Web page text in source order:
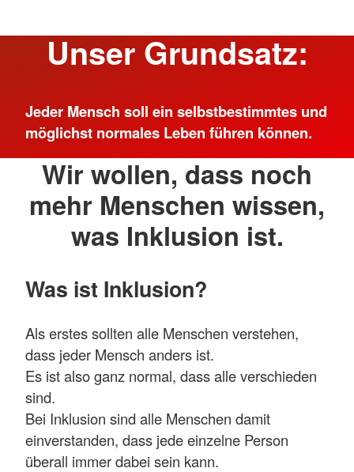
Unser Grundsatz:
Jeder Mensch soll ein selbstbestimmtes und
möglichst normales Leben führen können.
Wir wollen, dass noch
mehr Menschen wissen,
was Inklusion ist.
Was ist Inklusion?
Als erstes sollten alle Menschen verstehen,
dass jeder Mensch anders ist.
Es ist also ganz normal, dass alle verschieden
sind.
Bei Inklusion sind alle Menschen damit
einverstanden, dass jede einzelne Person
überall immer dabei sein kann.